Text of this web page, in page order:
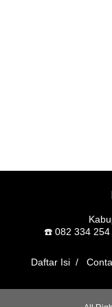
☎️ 082 334 254
Daftar Isi